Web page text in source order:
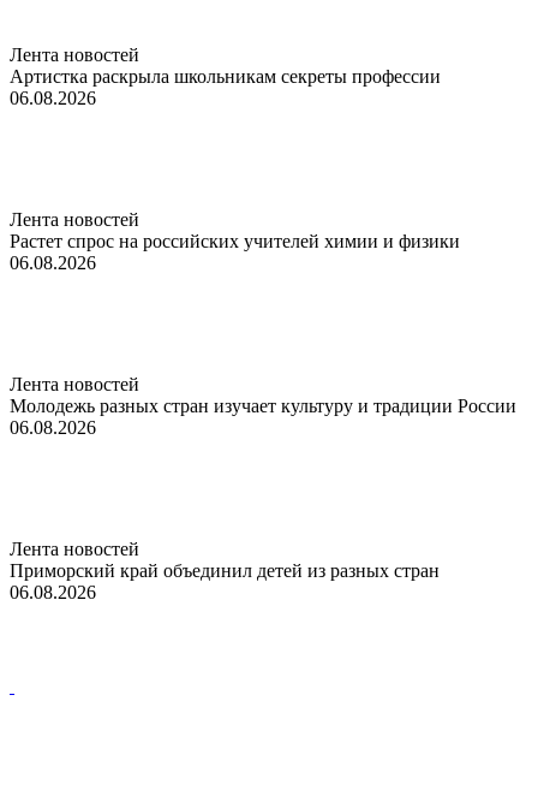
Лента новостей
Артистка раскрыла школьникам секреты профессии
06.08.2026
Лента новостей
Растет спрос на российских учителей химии и физики
06.08.2026
Лента новостей
Молодежь разных стран изучает культуру и традиции России
06.08.2026
Лента новостей
Приморский край объединил детей из разных стран
06.08.2026